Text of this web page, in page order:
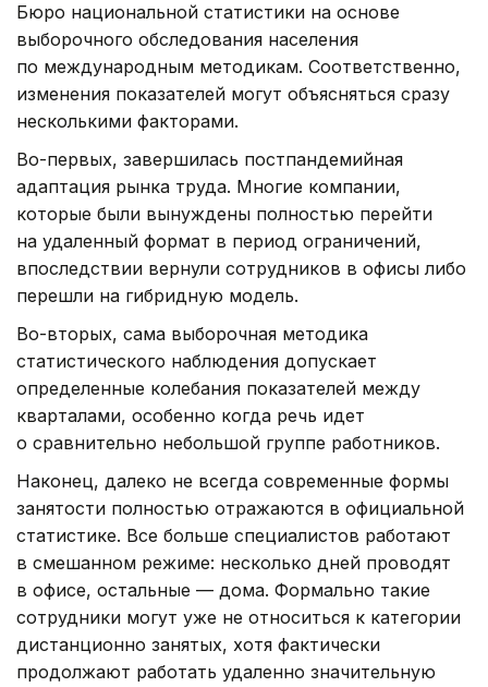
Бюро национальной статистики на основе
выборочного обследования населения
по международным методикам. Соответственно,
изменения показателей могут объясняться сразу
несколькими факторами.
Во-первых, завершилась постпандемийная
адаптация рынка труда. Многие компании,
которые были вынуждены полностью перейти
на удаленный формат в период ограничений,
впоследствии вернули сотрудников в офисы либо
перешли на гибридную модель.
Во-вторых, сама выборочная методика
статистического наблюдения допускает
определенные колебания показателей между
кварталами, особенно когда речь идет
о сравнительно небольшой группе работников.
Наконец, далеко не всегда современные формы
занятости полностью отражаются в официальной
статистике. Все больше специалистов работают
в смешанном режиме: несколько дней проводят
в офисе, остальные — дома. Формально такие
сотрудники могут уже не относиться к категории
дистанционно занятых, хотя фактически
продолжают работать удаленно значительную